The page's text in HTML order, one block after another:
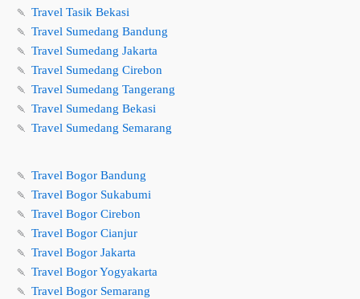
🍡 Travel Tasik Bekasi
🍡 Travel Sumedang Bandung
🍡 Travel Sumedang Jakarta
🍡 Travel Sumedang Cirebon
🍡 Travel Sumedang Tangerang
🍡 Travel Sumedang Bekasi
🍡 Travel Sumedang Semarang
🍡 Travel Bogor Bandung
🍡 Travel Bogor Sukabumi
🍡 Travel Bogor Cirebon
🍡 Travel Bogor Cianjur
🍡 Travel Bogor Jakarta
🍡 Travel Bogor Yogyakarta
🍡 Travel Bogor Semarang